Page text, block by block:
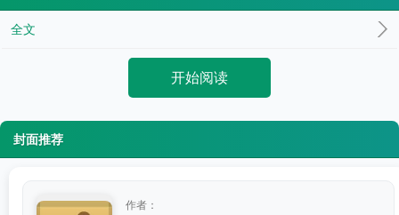
全文
开始阅读
封面推荐
作者：